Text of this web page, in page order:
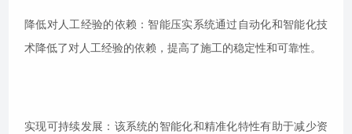
降低对人工经验的依赖：智能压实系统通过自动化和智能化技
术降低了对人工经验的依赖，提高了施工的稳定性和可靠性。
实现可持续发展：该系统的智能化和精准化特性有助于减少资